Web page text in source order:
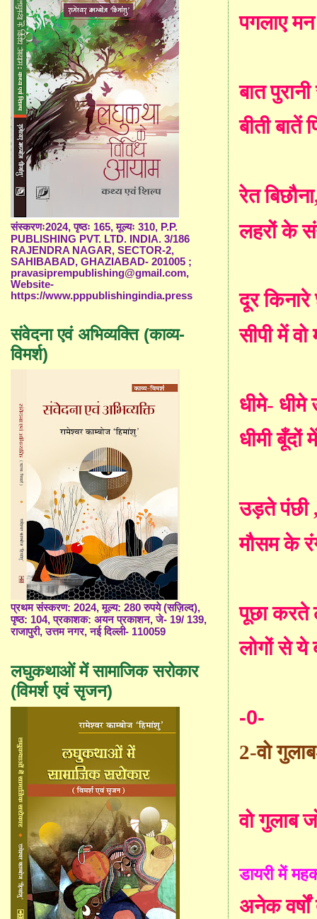
पगलाए
बात
बीती बातें
रेत बिछौना
लहरों के
दूर
सीपी में वो
धीमे- धीमे
धीमीबूँदों
उड़ते पंछी
मौसम के
पूछा करते
लोगों से ये
-0-
2-वो गुलाब
वो गुलाब
डायरी में
अनेक
संस्करणः2024, पृष्ठः 165, मूल्यः 310, P.P.
PUBLISHING PVT. LTD. INDIA. 3/186
RAJENDRA NAGAR, SECTOR-2,
SAHIBABAD, GHAZIABAD- 201005 ;
pravasiprempublishing@gmail.com,
Website-
https://www.pppublishingindia.press
संवेदना एवं अभिव्यक्ति (काव्य-
विमर्श)
प्रथम संस्करण: 2024, मूल्य: 280 रुपये (सज़िल्द),
पृष्ठ: 104, प्रकाशक: अयन प्रकाशन, जे- 19/ 139,
राजापुरी, उत्तम नगर, नई दिल्ली- 110059
लघुकथाओं में सामाजिक सरोकार
(विमर्श एवं सृजन)